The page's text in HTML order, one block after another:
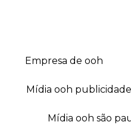
empresa de ooh
mídia ooh publicidade
mídia ooh são